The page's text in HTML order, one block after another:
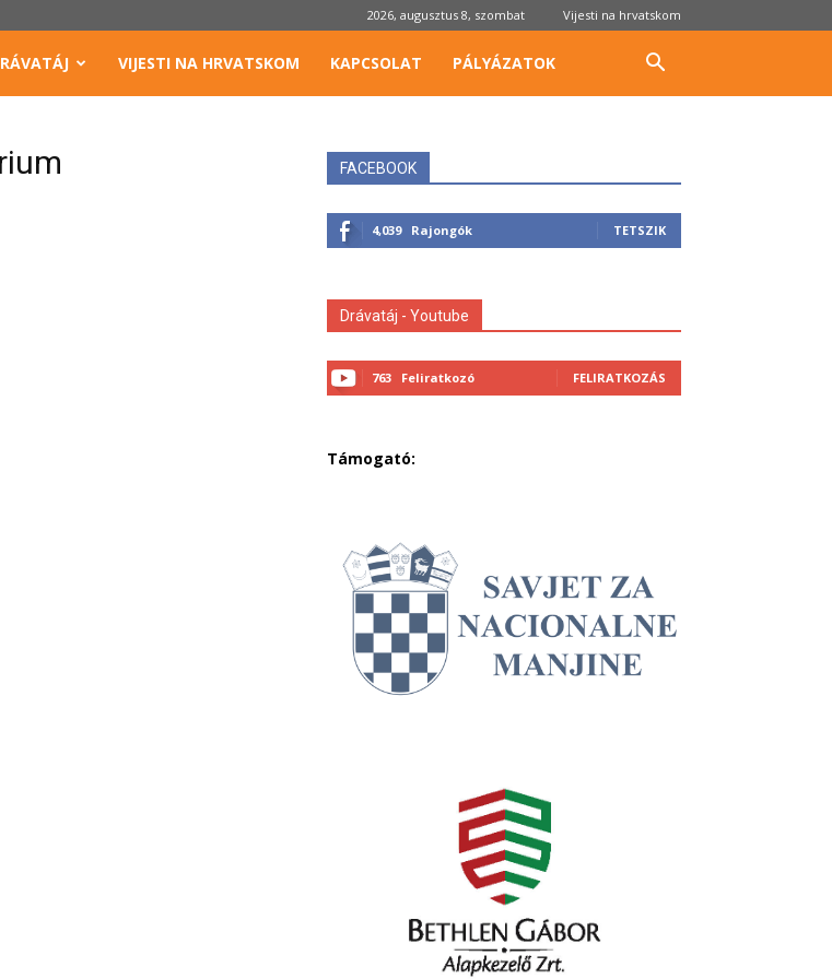
2026, augusztus 8, szombat Vijesti na hrvatskom
VIJESTI NA HRVATSKOM KAPCSOLAT PÁLYÁZATOK
FACEBOOK
4,039 Rajongók TETSZIK
Drávatáj - Youtube
763 Feliratkozó FELIRATKOZÁS
Támogató: